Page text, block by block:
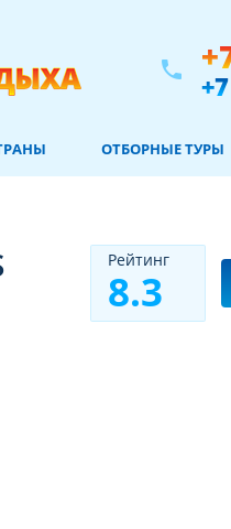
phone
ОТБОРНЫЕ ТУРЫ
Рeйтинг
8.3